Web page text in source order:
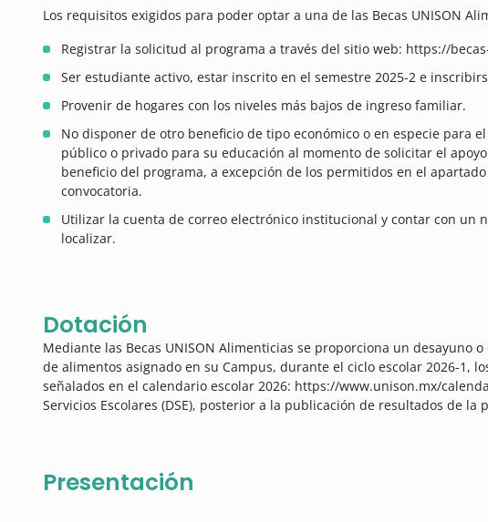
Los requisitos exigidos para poder optar a una de las Becas UNISON
Registrar la solicitud al programa a través del sitio web: https://
Ser estudiante activo, estar inscrito en el semestre 2025-2 e
Provenir de hogares con los niveles más bajos de ingreso familiar.
No disponer de otro beneficio de tipo económico o en especie para
público o privado para su educación al momento de solicitar el
beneficio del programa, a excepción de los permitidos en el
convocatoria.
Utilizar la cuenta de correo electrónico institucional y contar con un
localizar.
Dotación
Mediante las Becas UNISON Alimenticias se proporciona un desayuno
de alimentos asignado en su Campus, durante el ciclo escolar 2026-1,
señalados en el calendario escolar 2026: https://www.unison.mx/
Servicios Escolares (DSE), posterior a la publicación de resultados de la
Presentación